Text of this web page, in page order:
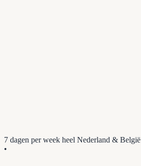
7 dagen per week heel Nederland & België
•